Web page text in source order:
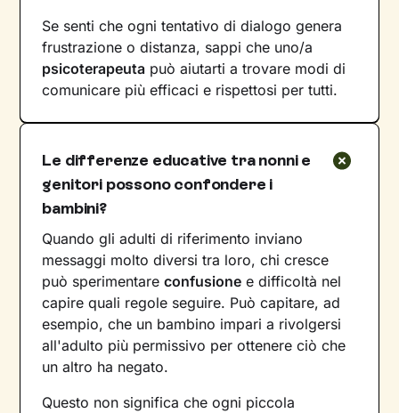
Se senti che ogni tentativo di dialogo genera
frustrazione o distanza, sappi che uno/a
psicoterapeuta può aiutarti a trovare modi di
comunicare più efficaci e rispettosi per tutti.
Le differenze educative tra nonni e
genitori possono confondere i
bambini?
Quando gli adulti di riferimento inviano
messaggi molto diversi tra loro, chi cresce
può sperimentareconfusione e difficoltà nel
capire quali regole seguire. Può capitare, ad
esempio, che un bambino impari a rivolgersi
all'adulto più permissivo per ottenere ciò che
un altro ha negato.
Questo non significa che ogni piccola